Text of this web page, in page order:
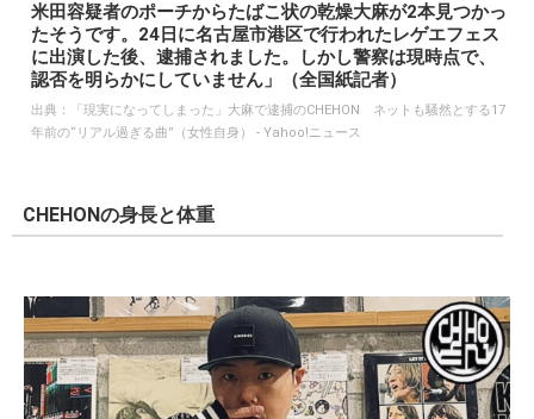
米田容疑者のポーチからたばこ状の乾燥大麻が2本見つかっ
たそうです。24日に名古屋市港区で行われたレゲエフェス
に出演した後、逮捕されました。しかし警察は現時点で、
認否を明らかにしていません」（全国紙記者）
出典：
「現実になってしまった」大麻で逮捕のCHEHON ネットも騒然とする17
年前の“リアル過ぎる曲”（女性自身） - Yahoo!ニュース
CHEHONの身長と体重